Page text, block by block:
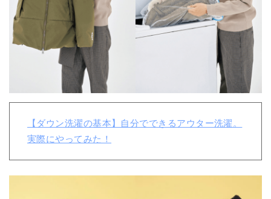
【ダウン洗濯の基本】自分でできるアウター洗濯。
実際にやってみた！